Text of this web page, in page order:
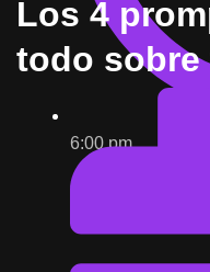
6:00 pm
Los 4
todo sobre